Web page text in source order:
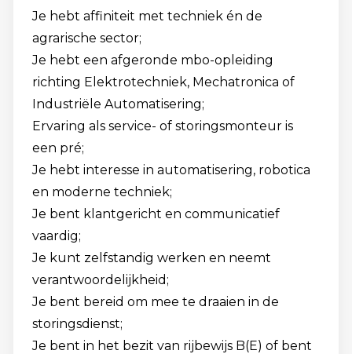
Je hebt affiniteit met techniek én de
agrarische sector;
Je hebt een afgeronde mbo-opleiding
richting Elektrotechniek, Mechatronica of
Industriële Automatisering;
Ervaring als service- of storingsmonteur is
een pré;
Je hebt interesse in automatisering, robotica
en moderne techniek;
Je bent klantgericht en communicatief
vaardig;
Je kunt zelfstandig werken en neemt
verantwoordelijkheid;
Je bent bereid om mee te draaien in de
storingsdienst;
Je bent in het bezit van rijbewijs B(E) of bent